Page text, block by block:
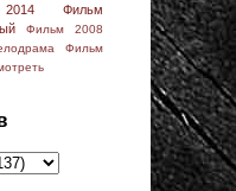
Фильм
Фильм 2008
Фильм